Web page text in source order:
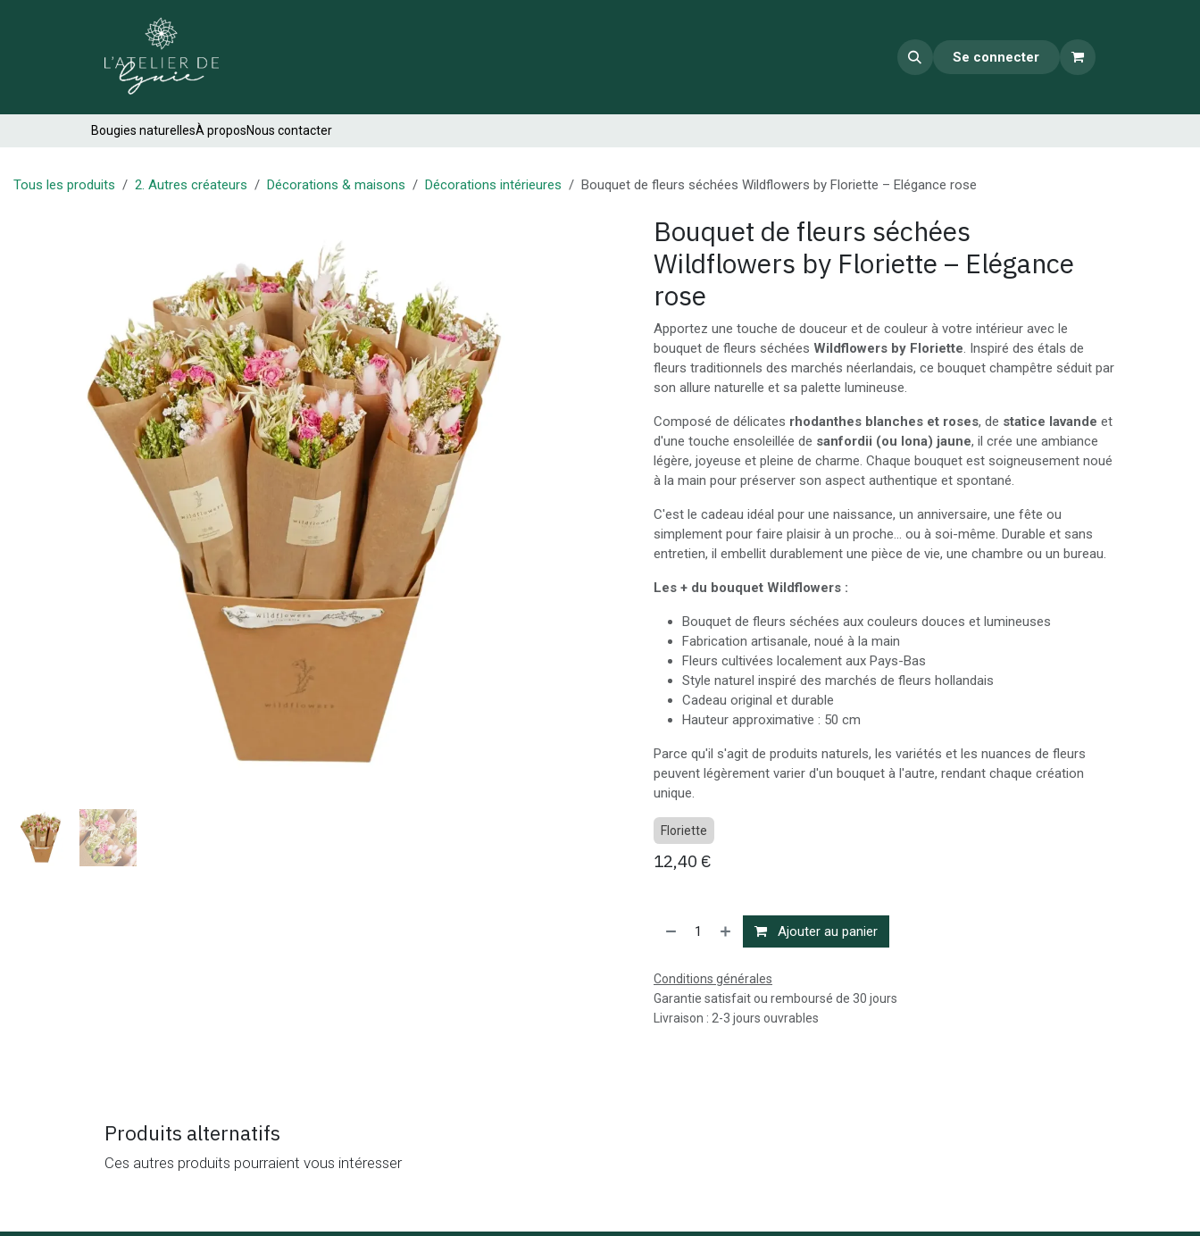
Se connecter
Bougies naturellesÀ proposNous contacter
Tous les produits 2. Autres créateurs Décorations & maisons Décorations intérieures Bouquet de fleurs séchées Wildflowers by Floriette – Elégance rose
Bouquet de fleurs séchées
Wildflowers by Floriette – Elégance
rose
Apportez une touche de douceur et de couleur à votre intérieur avec le
bouquet de fleurs séchées Wildflowers by Floriette. Inspiré des étals de
fleurs traditionnels des marchés néerlandais, ce bouquet champêtre séduit par
son allure naturelle et sa palette lumineuse.
Composé de délicates rhodanthes blanches et roses, de statice lavande et
d'une touche ensoleillée de sanfordii (ou lona) jaune, il crée une ambiance
légère, joyeuse et pleine de charme. Chaque bouquet est soigneusement noué
à la main pour préserver son aspect authentique et spontané.
C'est le cadeau idéal pour une naissance, un anniversaire, une fête ou
simplement pour faire plaisir à un proche… ou à soi-même. Durable et sans
entretien, il embellit durablement une pièce de vie, une chambre ou un bureau.
Les + du bouquet Wildflowers :
Bouquet de fleurs séchées aux couleurs douces et lumineuses
Fabrication artisanale, noué à la main
Fleurs cultivées localement aux Pays-Bas
Style naturel inspiré des marchés de fleurs hollandais
Cadeau original et durable
Hauteur approximative : 50 cm
Parce qu'il s'agit de produits naturels, les variétés et les nuances de fleurs
peuvent légèrement varier d'un bouquet à l'autre, rendant chaque création
unique.
Floriette
12,40 €
Ajouter au panier
Conditions générales
Garantie satisfait ou remboursé de 30 jours
Livraison : 2-3 jours ouvrables
Produits alternatifs
Ces autres produits pourraient vous intéresser